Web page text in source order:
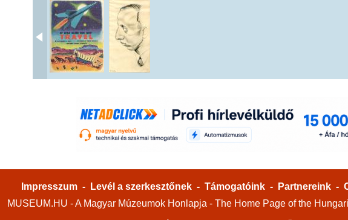
Impresszum - Levél a szerkesztőnek - Támogatóink - Partnereink -
MUSEUM.HU - A Magyar Múzeumok Honlapja - The Home Page of the